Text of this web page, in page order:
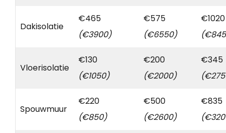
Dakisolatie
€465
(€3900)
€575
(€6550)
€1020
Vloerisolatie
€130
(€1050)
€200
(€2000)
€345
Spouwmuur
€220
(€850)
€500
(€2600)
€835